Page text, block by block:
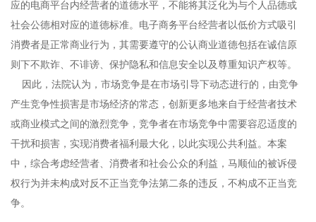
应的电商平台内经营者的道德水平，不能将其泛化为与个人品德或
社会公德相对应的道德标准。电子商务平台经营者以低价方式吸引
消费者是正常商业行为，其需要遵守的公认商业道德包括在诚信原
则下不欺诈、不诽谤、保护隐私和信息安全以及尊重知识产权等。
因此，法院认为，市场竞争是在市场引导下动态进行的，由竞争
产生竞争性损害是市场经济的常态，创新更多地来自于经营者技术
或商业模式之间的激烈竞争，竞争者在市场竞争中需要容忍适度的
干扰和损害，实现消费者福利最大化，以此实现公共利益。本案
中，综合考虑经营者、消费者和社会公众的利益，马顺仙的被诉侵
权行为并未构成对反不正当竞争法第二条的违反，不构成不正当竞
争。